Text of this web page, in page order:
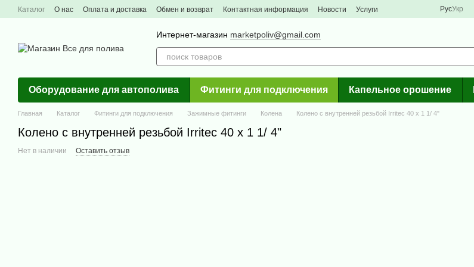
Перейти к основному контенту
Каталог О нас Оплата и доставка Обмен и возврат Контактная информация Новости Услуги РусУкр
Интернет-магазин marketpoliv@gmail.com
Оборудование для автополива Фитинги для подключения Капельное орошение
Главная Каталог Фитинги для подключения Зажимные фитинги Колена Колено с внутренней резьбой Irritec 40 х 1 1/ 4"
Колено с внутренней резьбой Irritec 40 х 1 1/ 4"
Нет в наличии Оставить отзыв